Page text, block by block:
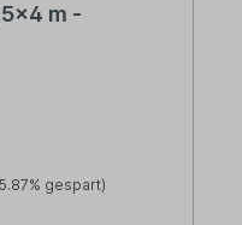
m -
gespart)